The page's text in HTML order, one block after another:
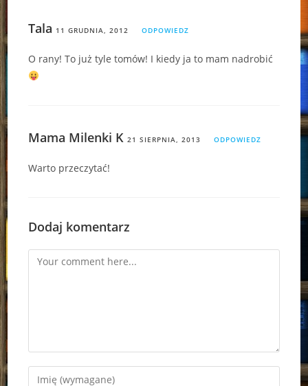
Tala 11 GRUDNIA, 2012 ODPOWIEDZ
O rany! To już tyle tomów! I kiedy ja to mam nadrobić
Mama Milenki K 21 SIERPNIA, 2013 ODPOWIEDZ
Warto przeczytać!
Dodaj komentarz
Comment
Enter